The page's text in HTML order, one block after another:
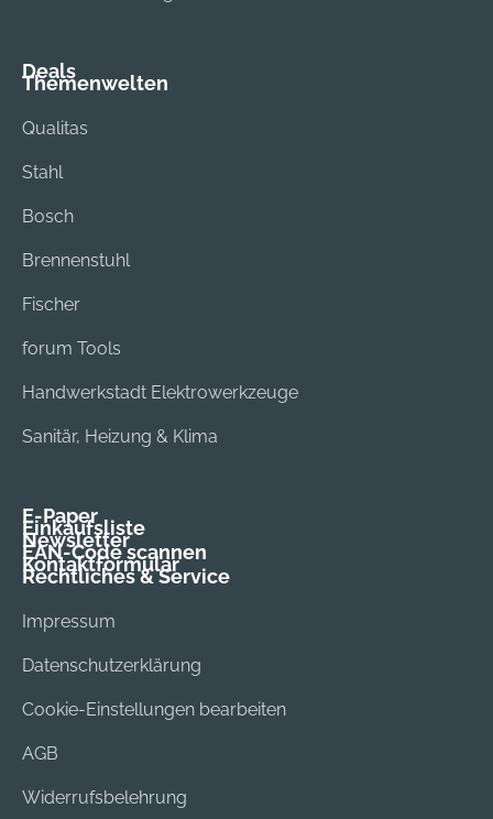
Deals
Themenwelten
Qualitas
Stahl
Bosch
Brennenstuhl
Fischer
forum Tools
Handwerkstadt Elektrowerkzeuge
Sanitär, Heizung & Klima
E-Paper
Einkaufsliste
Newsletter
EAN-Code scannen
Kontaktformular
Rechtliches & Service
Impressum
Datenschutzerklärung
Cookie-Einstellungen bearbeiten
AGB
Widerrufsbelehrung